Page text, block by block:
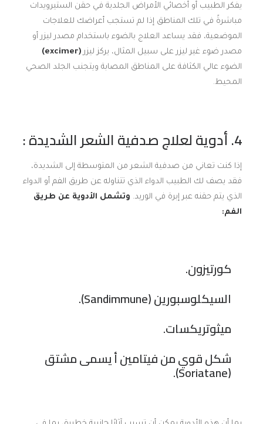
يفكر الطبيب أو أخصائي الأمراض الجلدية في حقن الستيرويدات
مباشرةً في تلك المناطق إذا لم تستجب أعراضك للعلاجات
الموضعية، فقد يساعد العلاج بالضوء باستخدام مصدر ليزر أو
مصدر ضوء غير ليزر على سبيل المثال، يركز ليزر (excimer)
الضوء عالي الكثافة على المناطق المصابة ويتجنب الجلد الصحي
المحيط.
4. أدوية لعلاج صدفية الشعر الشديدة :
إذا كنت تعاني من صدفية الشعر من المتوسطة إلى الشديدة،
فقد يصف لك الطبيب الدواء الذي تتناوله عن طريق الفم أو الدواء
الذي يتم حقنه عبر إبرة في الوريد. وتشمل الأدوية عن طريق
الفم:
كورتيزون.
السيكلوسبورين (Sandimmune).
ميثوتريكسات.
شكل قوي من فيتامين أ يسمى مشتق
(Soriatane).